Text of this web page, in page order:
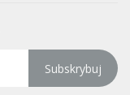
Subskrybuj